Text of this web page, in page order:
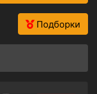
Подборки